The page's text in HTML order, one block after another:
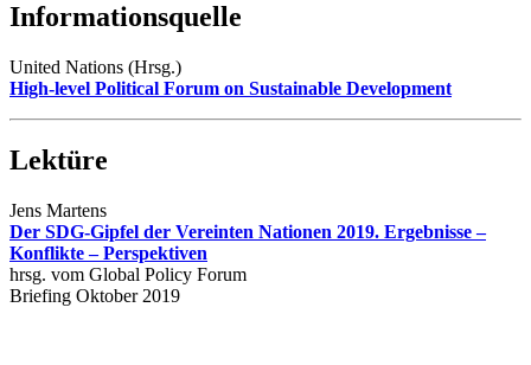
Informationsquelle
United Nations (Hrsg.)
High-level Political Forum on Sustainable Development
Lektüre
Jens Martens
Der SDG-Gipfel der Vereinten Nationen 2019. Ergebnisse –
Konflikte – Perspektiven
hrsg. vom Global Policy Forum
Briefing Oktober 2019